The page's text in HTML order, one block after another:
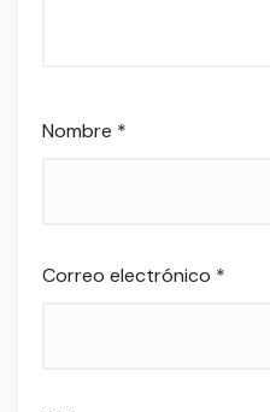
Nombre *
Correo electrónico *